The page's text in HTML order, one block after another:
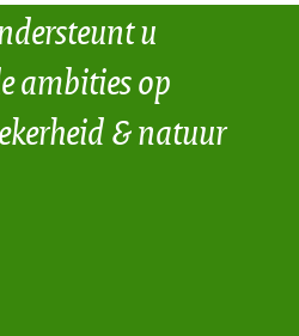
u
ambities op
& natuur